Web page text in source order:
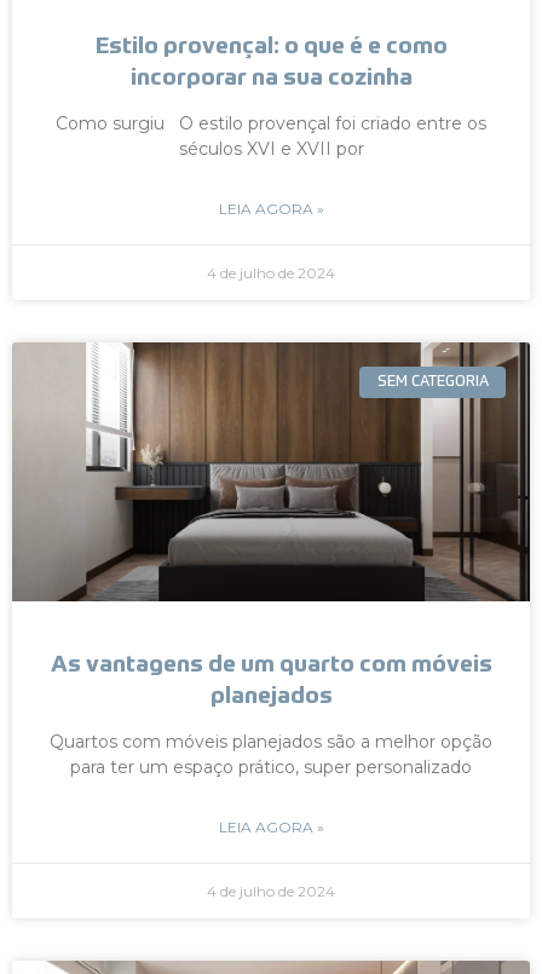
Estilo provençal: o que é e como
incorporar na sua cozinha
Como surgiu O estilo provençal foi criado entre os
séculos XVI e XVII por
LEIA AGORA »
4 de julho de 2024
SEM CATEGORIA
As vantagens de um quarto com móveis
planejados
Quartos com móveis planejados são a melhor opção
para ter um espaço prático, super personalizado
LEIA AGORA »
4 de julho de 2024